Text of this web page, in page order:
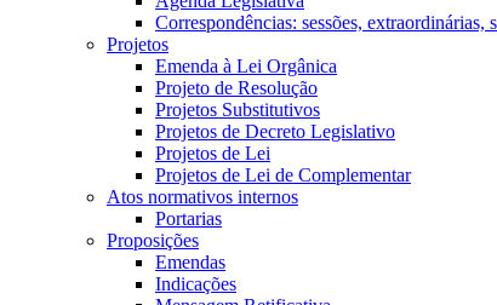
Correspondências: sessões, extraordinárias,
Projetos
Emenda à Lei Orgânica
Projeto de Resolução
Projetos Substitutivos
Projetos de Decreto Legislativo
Projetos de Lei
Projetos de Lei de Complementar
Atos normativos internos
Portarias
Proposições
Emendas
Indicações